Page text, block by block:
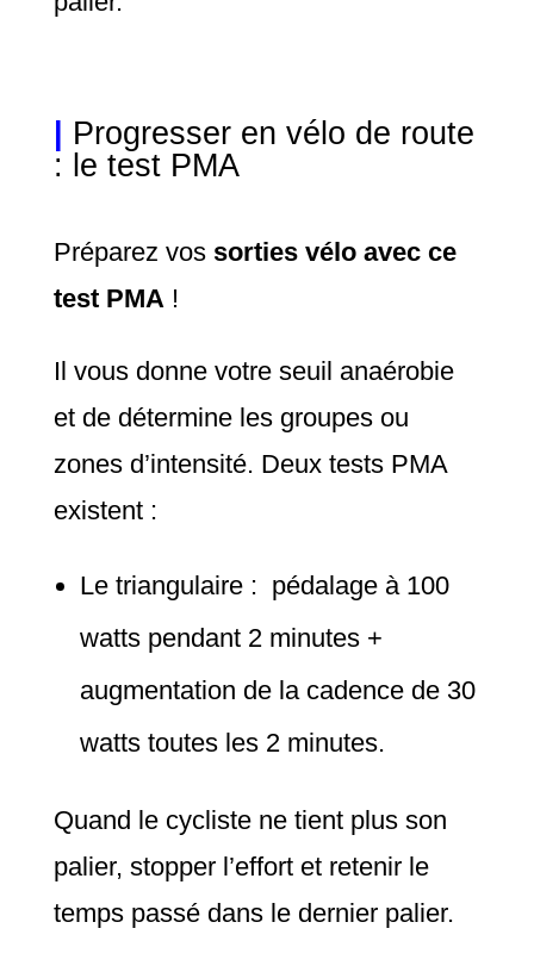
Progresser en vélo de route
: le test PMA
Préparez vos sorties vélo avec ce
test PMA!
Il vous donne votre seuil anaérobie
et de détermine les groupes ou
zones d’intensité. Deux tests PMA
existent :
Le triangulaire : pédalage à 100
watts pendant 2 minutes +
augmentation de la cadence de 30
watts toutes les 2 minutes.
Quand le cycliste ne tient plus son
palier, stopper l’effort et retenir le
temps passé dans le dernier palier.